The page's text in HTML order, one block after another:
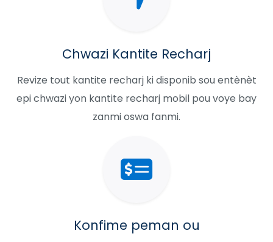
Chwazi Kantite Recharj
Revize tout kantite recharj ki disponib sou entènèt
epi chwazi yon kantite recharj mobil pou voye bay
zanmi oswa fanmi.
Konfime peman ou